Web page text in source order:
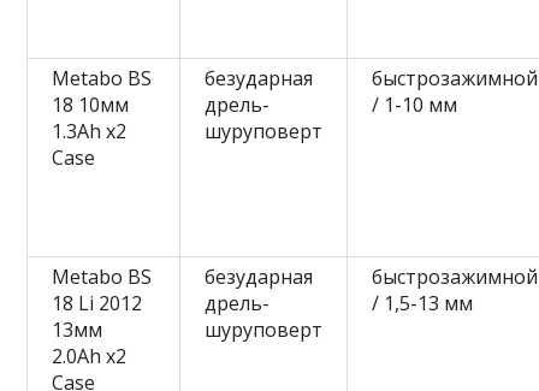
Metabo BS
18 10мм
1.3Ah x2
Case
безударная
дрель-
шуруповерт
быстрозажимной
/ 1-10 мм
Metabo BS
18 Li 2012
13мм
2.0Ah x2
Case
безударная
дрель-
шуруповерт
быстрозажимной
/ 1,5-13 мм